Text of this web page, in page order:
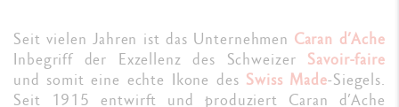
Seit vielen Jahren ist das Unternehmen Caran d’Ache
Inbegriff der Exzellenz des Schweizer Savoir-faire
und somit eine echte Ikone des Swiss Made-Siegels.
Seit 1915 entwirft und produziert Caran d’Ache